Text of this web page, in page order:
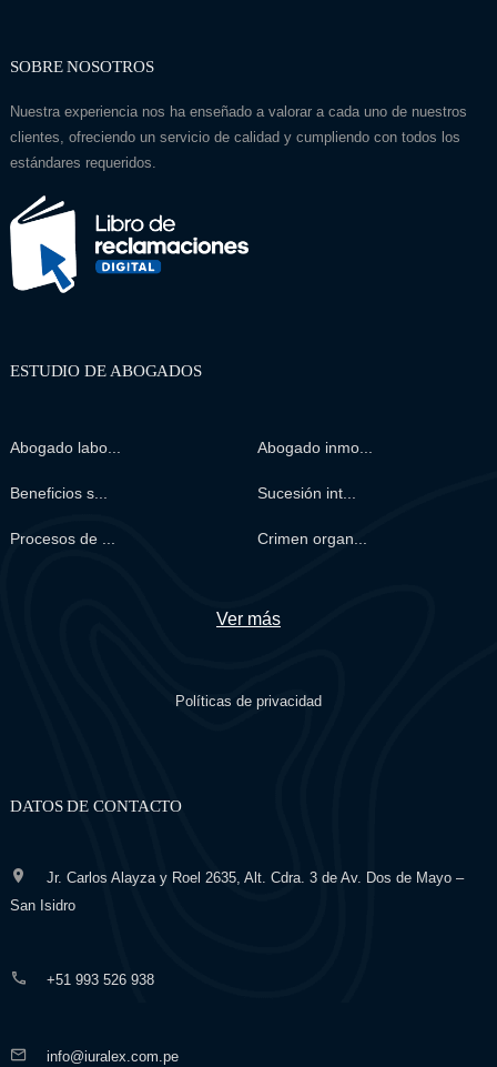
SOBRE NOSOTROS
Nuestra experiencia nos ha enseñado a valorar a cada uno de nuestros
clientes, ofreciendo un servicio de calidad y cumpliendo con todos los
estándares requeridos.
ESTUDIO DE ABOGADOS
Abogado labo... Abogado inmo...
Beneficios s... Sucesión int...
Procesos de ... Crimen organ...
Ver más
Políticas de privacidad
DATOS DE CONTACTO
Jr. Carlos Alayza y Roel 2635, Alt. Cdra. 3 de Av. Dos de Mayo –
San Isidro
+51 993 526 938
info@iuralex.com.pe